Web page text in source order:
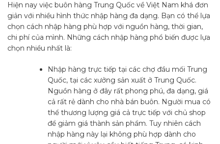
Hiện nay việc buôn hàng Trung Quốc về Việt Nam khá đơn
giản với nhiều hình thức nhập hàng đa dạng. Bạn có thể lựa
chọn cách nhập hàng phù hợp với nguồn hàng, thời gian,
chi phí của mình. Những cách nhập hàng phổ biến được lựa
chọn nhiều nhất là:
Nhập hàng trực tiếp tại các chợ đầu mối Trung
Quốc, tại các xưởng sản xuất ở Trung Quốc.
Nguồn hàng ở đây rất phong phú, đa dạng, giá
cả rất rẻ dành cho nhà bán buôn. Người mua có
thể thương lượng giá cả trực tiếp với chủ shop
để giảm giá thành sản phẩm. Tuy nhiên cách
nhập hàng này lại không phù hợp dành cho